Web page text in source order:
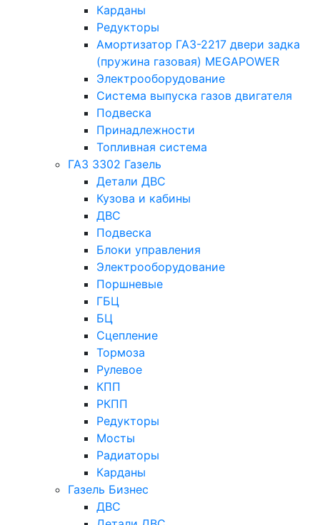
Карданы
Редукторы
Амортизатор ГАЗ-2217 двери задка
(пружина газовая) MEGAPOWER
Электрооборудование
Система выпуска газов двигателя
Подвеска
Принадлежности
Топливная система
ГАЗ 3302 Газель
Детали ДВС
Кузова и кабины
ДВС
Подвеска
Блоки управления
Электрооборудование
Поршневые
ГБЦ
БЦ
Сцепление
Тормоза
Рулевое
КПП
РКПП
Редукторы
Мосты
Радиаторы
Карданы
Газель Бизнес
ДВС